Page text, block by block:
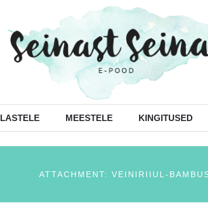
LASTELE MEESTELE KINGITUSED
ATTACHMENT: VEINIRIIUL-